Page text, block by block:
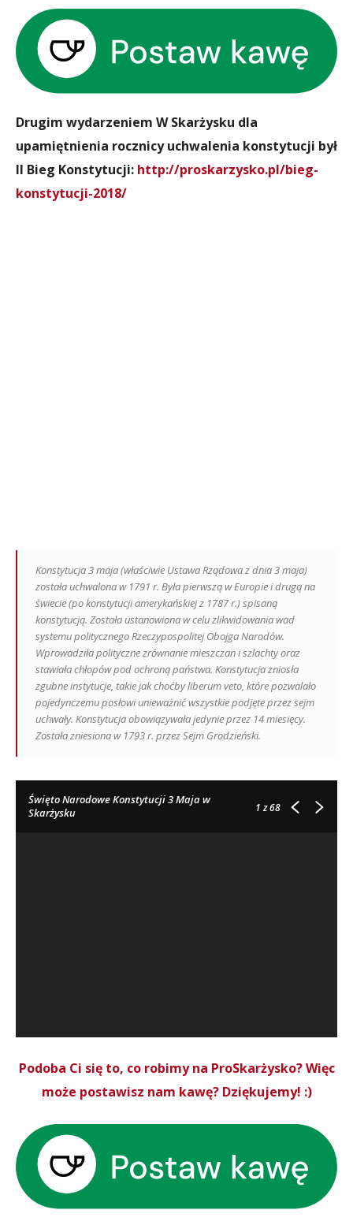
Drugim wydarzeniem W Skarżysku dla
upamiętnienia rocznicy uchwalenia konstytucji był
II Bieg Konstytucji: http://proskarzysko.pl/bieg-
konstytucji-2018/
Konstytucja 3 maja (właściwie Ustawa Rządowa z dnia 3 maja)
została uchwalona w 1791 r. Była pierwszą w Europie i drugą na
świecie (po konstytucji amerykańskiej z 1787 r.) spisaną
konstytucją. Została ustanowiona w celu zlikwidowania wad
systemu politycznego Rzeczypospolitej Obojga Narodów.
Wprowadziła polityczne zrównanie mieszczan i szlachty oraz
stawiała chłopów pod ochroną państwa. Konstytucja zniosła
zgubne instytucje, takie jak choćby liberum veto, które pozwalało
pojedynczemu posłowi unieważnić wszystkie podjęte przez sejm
uchwały. Konstytucja obowiązywała jedynie przez 14 miesięcy.
Została zniesiona w 1793 r. przez Sejm Grodzieński.
Święto Narodowe Konstytucji 3 Maja w
Skarżysku
1z 68
Podoba Ci się to, co robimy na ProSkarżysko? Więc
może postawisz nam kawę? Dziękujemy! :)